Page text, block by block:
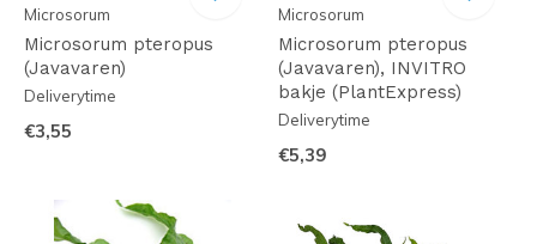
Microsorum
Microsorum pteropus
(Javavaren)
Deliverytime
€3,55
Microsorum
Microsorum pteropus
(Javavaren), INVITRO
bakje (PlantExpress)
Deliverytime
€5,39